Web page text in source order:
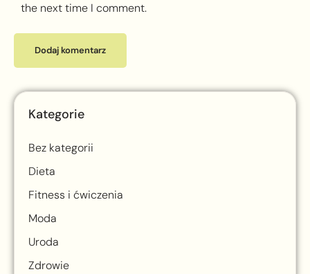
the next time I comment.
Kategorie
Bez kategorii
Dieta
Fitness i ćwiczenia
Moda
Uroda
Zdrowie